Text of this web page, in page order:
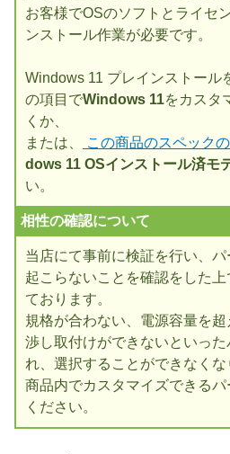
お客様でOSのソフトとライセ
ンストール作業が必要です。
Windows 11 プレインストール
の項目でWindows 11をカスタ
くか、
または、
この商品のスペック
dows 11 OSインストール済モ
い。
相性の確認について
当店にて事前に検証を行い、
起こらないことを確認をした
ております。
規格が合わない、電源容量を
渉し取付けができないといっ
れ、選択することができなくな
商品内でカスタマイズできる
ください。